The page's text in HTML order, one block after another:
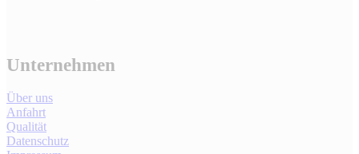
Unternehmen
Über uns
Anfahrt
Qualität
Datenschutz